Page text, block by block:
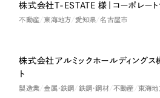
株式会社T-ESTATE 様｜コーポレート
不動産 東海地方 愛知県 名古屋市
株式会社アルミックホールディングス
ト
製造業 金属・鉄鋼 鉄鋼・鋼材 不動産 東海地